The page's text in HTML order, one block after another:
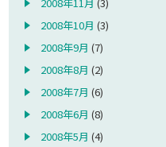
2008年10月 (3)
2008年9月 (7)
2008年8月 (2)
2008年7月 (6)
2008年6月 (8)
2008年5月 (4)